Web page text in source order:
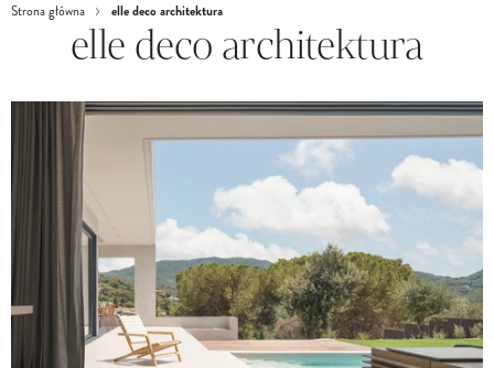
Strona główna elle deco architektura
elle deco architektura